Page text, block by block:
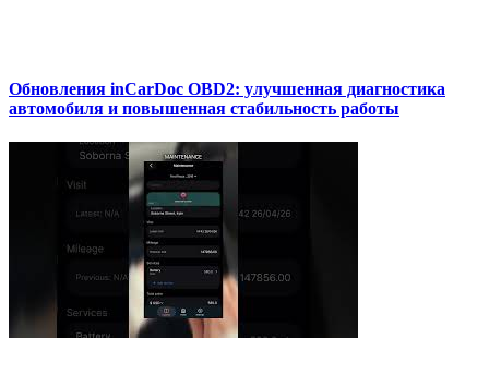
Обновления inCarDoc OBD2: улучшенная диагностика
автомобиля и повышенная стабильность работы